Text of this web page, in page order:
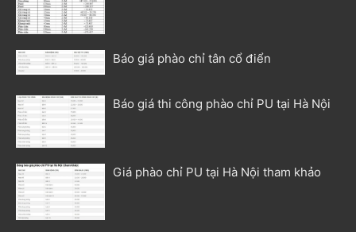
Báo giá phào chỉ tân cổ điển
Báo giá thi công phào chỉ PU tại Hà Nội
Giá phào chỉ PU tại Hà Nội tham khảo